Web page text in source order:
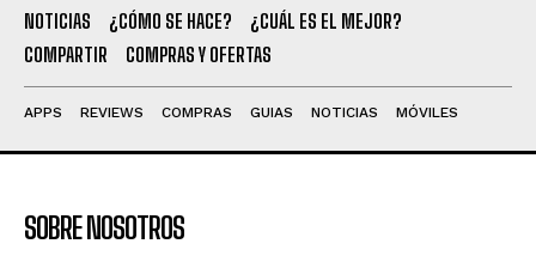
NOTICIAS ¿CÓMO SE HACE?
¿CUÁL ES EL MEJOR?
COMPARTIR
COMPRAS Y OFERTAS
APPS REVIEWS COMPRAS GUIAS NOTICIAS MÓVILES
SOBRE NOSOTROS